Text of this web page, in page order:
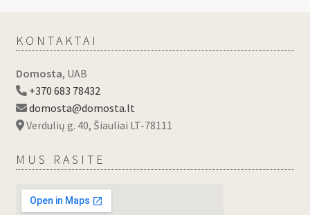
KONTAKTAI
Domosta, UAB
+370 683 78432
domosta@domosta.lt
Verdulių g. 40, Šiauliai LT-78111
MUS RASITE